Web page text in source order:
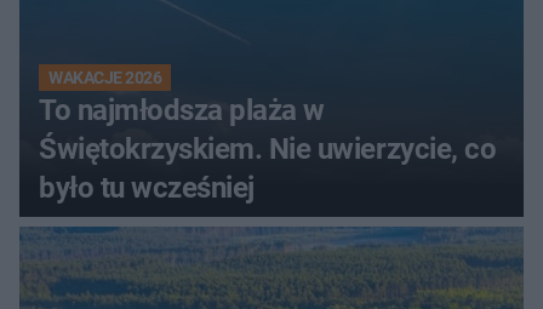
WAKACJE 2026
To najmłodsza plaża w
Świętokrzyskiem. Nie uwierzycie, co
było tu wcześniej